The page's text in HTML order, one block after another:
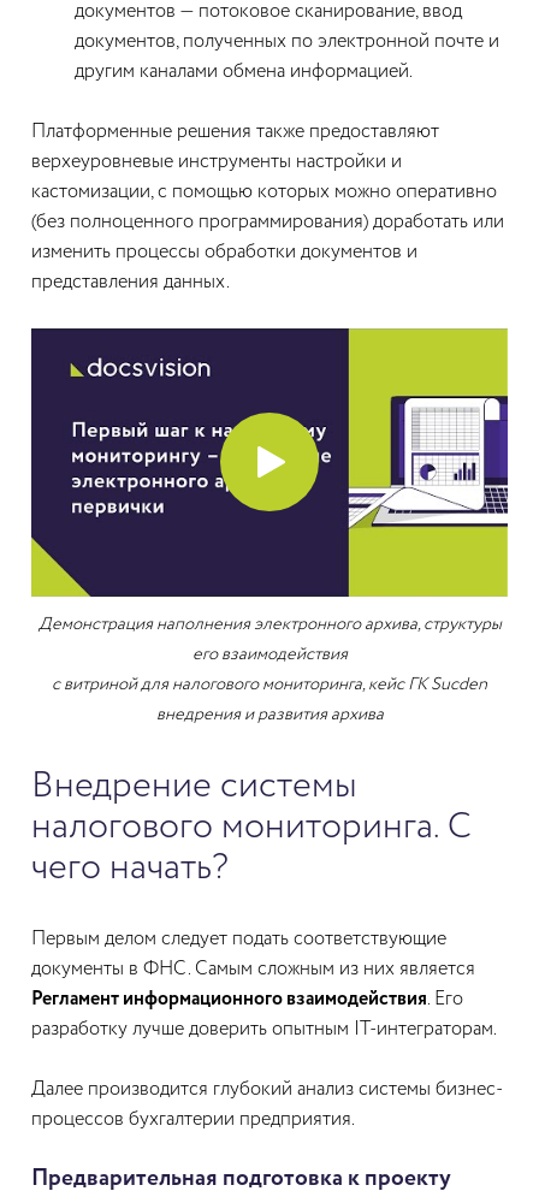
документов — потоковое сканирование, ввод
документов, полученных по электронной почте и
другим каналами обмена информацией.
Платформенные решения также предоставляют
верхеуровневые инструменты настройки и
кастомизации, с помощью которых можно оперативно
(без полноценного программирования) доработать или
изменить процессы обработки документов и
представления данных.
Демонстрация наполнения электронного архива, структуры
его взаимодействия
с витриной для налогового мониторинга, кейс ГК Sucden
внедрения и развития архива
Внедрение системы
налогового мониторинга. С
чего начать?
Первым делом следует подать соответствующие
документы в ФНС. Самым сложным из них является
Регламент информационного взаимодействия. Его
разработку лучше доверить опытным IT-интеграторам.
Далее производится глубокий анализ системы бизнес-
процессов бухгалтерии предприятия.
Предварительная подготовка к проекту